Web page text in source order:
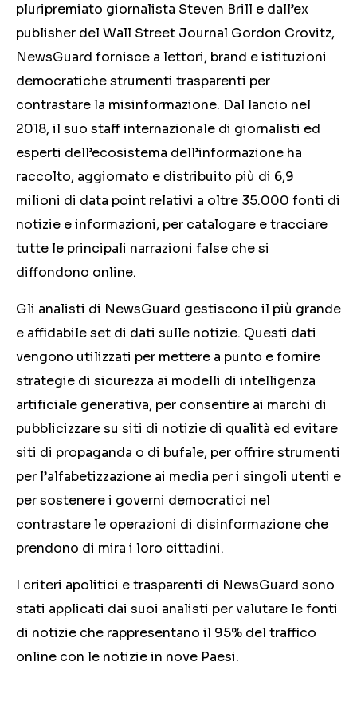
pluripremiato giornalista Steven Brill e dall’ex
publisher del Wall Street Journal Gordon Crovitz,
NewsGuard fornisce a lettori, brand e istituzioni
democratiche strumenti trasparenti per
contrastare la misinformazione. Dal lancio nel
2018, il suo staff internazionale di giornalisti ed
esperti dell’ecosistema dell’informazione ha
raccolto, aggiornato e distribuito più di 6,9
milioni di data point relativi a oltre 35.000 fonti di
notizie e informazioni, per catalogare e tracciare
tutte le principali narrazioni false che si
diffondono online.
Gli analisti di NewsGuard gestiscono il più grande
e affidabile set di dati sulle notizie. Questi dati
vengono utilizzati per mettere a punto e fornire
strategie di sicurezza ai modelli di intelligenza
artificiale generativa, per consentire ai marchi di
pubblicizzare su siti di notizie di qualità ed evitare
siti di propaganda o di bufale, per offrire strumenti
per l’alfabetizzazione ai media per i singoli utenti e
per sostenere i governi democratici nel
contrastare le operazioni di disinformazione che
prendono di mira i loro cittadini.
I criteri apolitici e trasparenti di NewsGuard sono
stati applicati dai suoi analisti per valutare le fonti
di notizie che rappresentano il 95% del traffico
online con le notizie in nove Paesi.